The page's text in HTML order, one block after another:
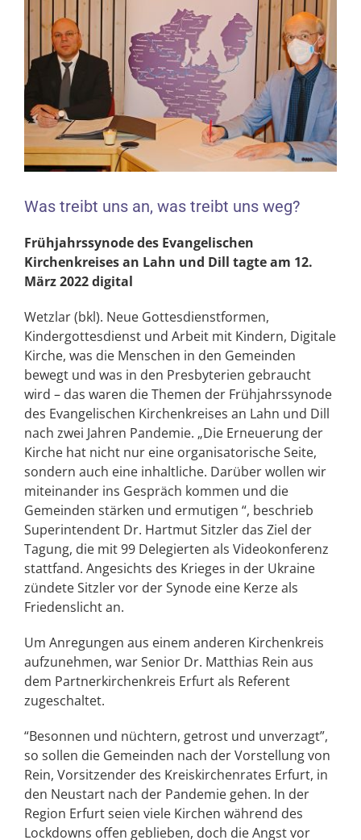
Was treibt uns an, was treibt uns weg?
Frühjahrssynode des Evangelischen
Kirchenkreises an Lahn und Dill tagte am 12.
März 2022 digital
Wetzlar (bkl). Neue Gottesdienstformen,
Kindergottesdienst und Arbeit mit Kindern, Digitale
Kirche, was die Menschen in den Gemeinden
bewegt und was in den Presbyterien gebraucht
wird – das waren die Themen der Frühjahrssynode
des Evangelischen Kirchenkreises an Lahn und Dill
nach zwei Jahren Pandemie. „Die Erneuerung der
Kirche hat nicht nur eine organisatorische Seite,
sondern auch eine inhaltliche. Darüber wollen wir
miteinander ins Gespräch kommen und die
Gemeinden stärken und ermutigen “, beschrieb
Superintendent Dr. Hartmut Sitzler das Ziel der
Tagung, die mit 99 Delegierten als Videokonferenz
stattfand. Angesichts des Krieges in der Ukraine
zündete Sitzler vor der Synode eine Kerze als
Friedenslicht an.
Um Anregungen aus einem anderen Kirchenkreis
aufzunehmen, war Senior Dr. Matthias Rein aus
dem Partnerkirchenkreis Erfurt als Referent
zugeschaltet.
“Besonnen und nüchtern, getrost und unverzagt”,
so sollen die Gemeinden nach der Vorstellung von
Rein, Vorsitzender des Kreiskirchenrates Erfurt, in
den Neustart nach der Pandemie gehen. In der
Region Erfurt seien viele Kirchen während des
Lockdowns offen geblieben, doch die Angst vor